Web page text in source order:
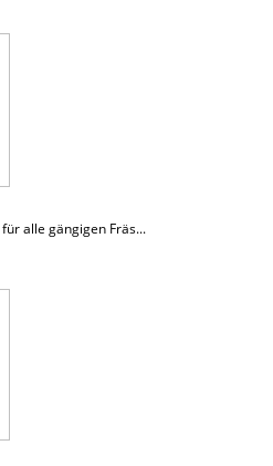
für alle gängigen Fräs...